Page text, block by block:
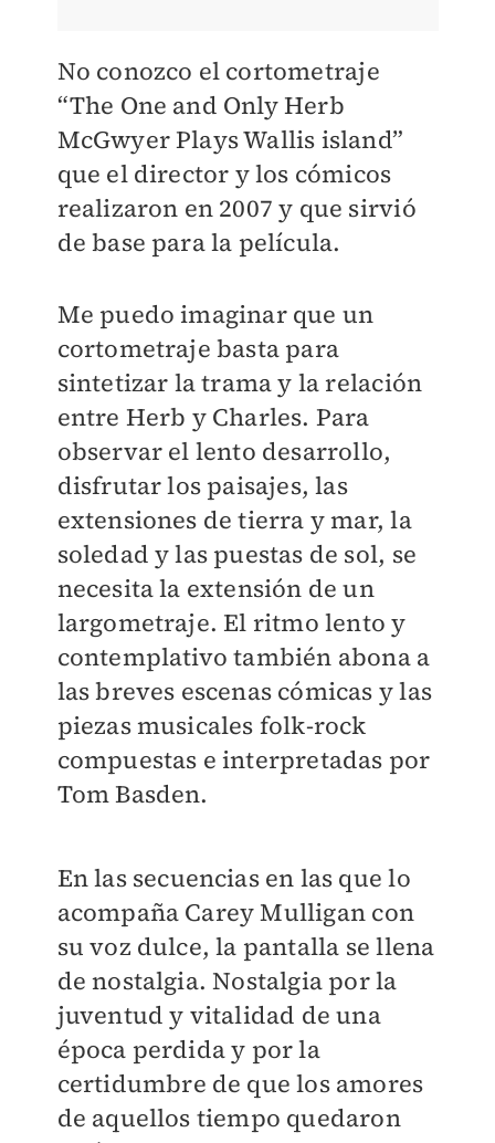
No conozco el cortometraje
“The One and Only Herb
McGwyer Plays Wallis island”
que el director y los cómicos
realizaron en 2007 y que sirvió
de base para la película.
Me puedo imaginar que un
cortometraje basta para
sintetizar la trama y la relación
entre Herb y Charles. Para
observar el lento desarrollo,
disfrutar los paisajes, las
extensiones de tierra y mar, la
soledad y las puestas de sol, se
necesita la extensión de un
largometraje. El ritmo lento y
contemplativo también abona a
las breves escenas cómicas y las
piezas musicales folk-rock
compuestas e interpretadas por
Tom Basden.
En las secuencias en las que lo
acompaña Carey Mulligan con
su voz dulce, la pantalla se llena
de nostalgia. Nostalgia por la
juventud y vitalidad de una
época perdida y por la
certidumbre de que los amores
de aquellos tiempo quedaron